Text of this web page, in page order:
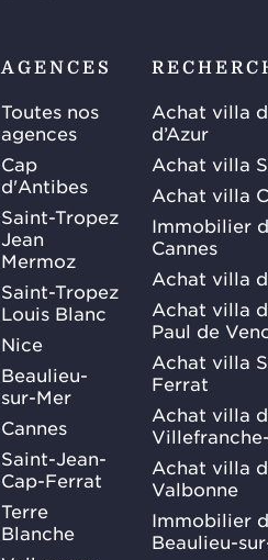
AGENCES
Toutes nos
agences
Cap
d'Antibes
Saint-Tropez
Jean
Mermoz
Saint-Tropez
Louis Blanc
Nice
Beaulieu-
sur-Mer
Cannes
Saint-Jean-
Cap-Ferrat
Terre
Blanche
Achat villa
d’Azur
Achat villa
Achat villa
Immobilier
Cannes
Achat villa
Achat villa
Paul de
Achat villa
Ferrat
Achat villa
Achat villa
Valbonne
Immobilier
Beaulieu-